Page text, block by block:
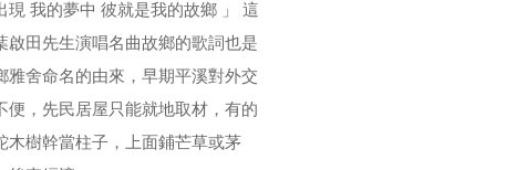
現 我的夢中 彼就是我的故鄉 」 這
啟田先生演唱名曲故鄉的歌詞也是
雅舍命名的由來，早期平溪對外交
便，先民居屋只能就地取材，有的
木樹幹當柱子，上面鋪芒草或茅